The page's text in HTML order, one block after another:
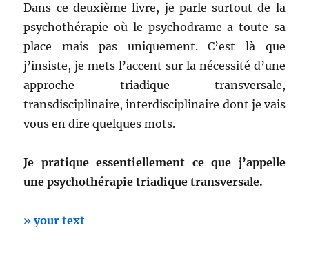
Dans ce deuxième livre, je parle surtout de la
psychothérapie où le psychodrame a toute sa
place mais pas uniquement. C’est là que
j’insiste, je mets l’accent sur la nécessité d’une
approche triadique transversale,
transdisciplinaire, interdisciplinaire dont je vais
vous en dire quelques mots.
Je pratique essentiellement ce que j’appelle
une psychothérapie triadique transversale.
» your text